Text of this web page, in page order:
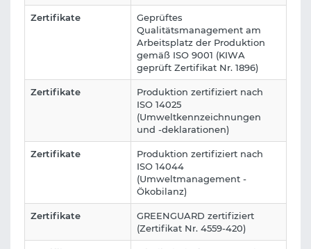
Zertifikate
Geprüftes
Qualitätsmanagement am
Arbeitsplatz der Produktion
gemäß ISO 9001 (KIWA
geprüft Zertifikat Nr. 1896)
Zertifikate
Produktion zertifiziert nach
ISO 14025
(Umweltkennzeichnungen
und -deklarationen)
Zertifikate
Produktion zertifiziert nach
ISO 14044
(Umweltmanagement -
Ökobilanz)
Zertifikate
GREENGUARD zertifiziert
(Zertifikat Nr. 4559-420)